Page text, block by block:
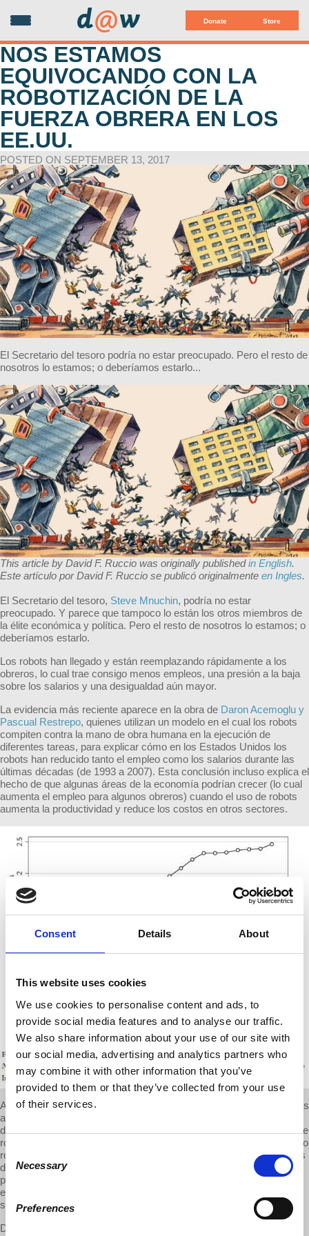
Consent Details About
This website uses cookies
We use cookies to personalise content and ads, to
provide social media features and to analyse our traffic.
We also share information about your use of our site with
our social media, advertising and analytics partners who
may combine it with other information that you’ve
provided to them or that they’ve collected from your use
of their services.
Consent
Selection
Necessary
Preferences
Donate Store
d@w
NOS ESTAMOS
EQUIVOCANDO CON LA
ROBOTIZACIÓN DE LA
FUERZA OBRERA EN LOS
EE.UU.
POSTED ON SEPTEMBER 13, 2017
El Secretario del tesoro podría no estar preocupado. Pero el resto de
nosotros lo estamos; o deberíamos estarlo...
This article by David F. Ruccio was originally publishedin English.
Este artículo porDavid F. Ruccio se publicó originalmente en Ingles.
El Secretario del tesoro, Steve Mnuchin, podría no estar
preocupado. Y parece que tampoco lo están los otros miembros de
la élite económica y política. Pero el resto de nosotros lo estamos; o
deberíamos estarlo.
Los robots han llegado y están reemplazando rápidamente a los
obreros, lo cual trae consigo menos empleos, una presión a la baja
sobre los salarios y una desigualdad aún mayor.
La evidencia más reciente aparece en la obra de Daron Acemoglu y
Pascual Restrepo, quienes utilizan un modelo en el cual los robots
compiten contra la mano de obra humana en la ejecución de
diferentes tareas, para explicar cómo en los Estados Unidos los
robots han reducido tanto el empleo como los salarios durante las
últimas décadas (de 1993 a 2007). Esta conclusión incluso explica el
hecho de que algunas áreas de la economía podrían crecer (lo cual
aumenta el empleo para algunos obreros) cuando el uso de robots
aumenta la productividad y reduce los costos en otros sectores.
Aunque los empleadores estadounidenses han introducido los robots
a un ritmo menor que en Europa, su uso en los puestos de trabajo
de los Estados Unidos ha crecido (entre 1993 y 2007 el inventario de
robots en los Estados Unidos se cuadruplicó a una tasa de un nuevo
robot industrial por cada mil obreros). Una estimación de los efectos
directos e indirectos indica que los robots son responsables de la
pérdida de hasta 670,000 empleos en el sector de la fabricación. Y
ese número se eleva porque se espera que los robots industriales
se cuadrupliquen para 2025.
De hecho, los efectos son probablemente incluso más drásticos